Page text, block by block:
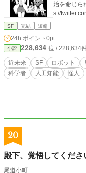
治を命じられる短編
s://
SF 完結 短編
24h.ポイント 0pt
小説 228,634 位 / 228,634
近未来 SF ロボット
科学者
人工知能 怪人
20
殿下、覚悟してくださ
尾道小町